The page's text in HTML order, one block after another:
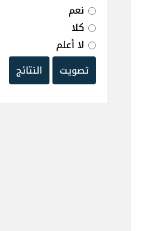
نعم
كلا
لا أعلم
تصويت
النتائج